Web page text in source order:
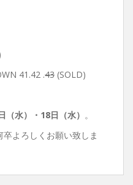
41.42 .43 (SOLD)
（水）・18日（水） 。
よろしくお願い致しま